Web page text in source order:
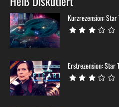
Kurzrezension:
Erstrezension: Star